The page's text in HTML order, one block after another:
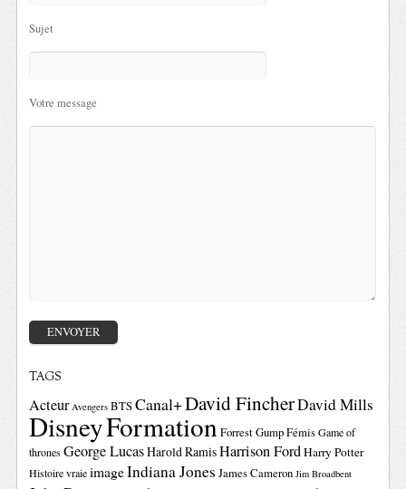
Sujet
Votre message
TAGS
Acteur Avengers BTSCanal+David FincherDavid Mills
DisneyFormationForrest GumpFémis Game of
thrones George LucasHarold RamisHarrison FordHarry Potter
Histoire vraie imageIndiana Jones James Cameron Jim Broadbent